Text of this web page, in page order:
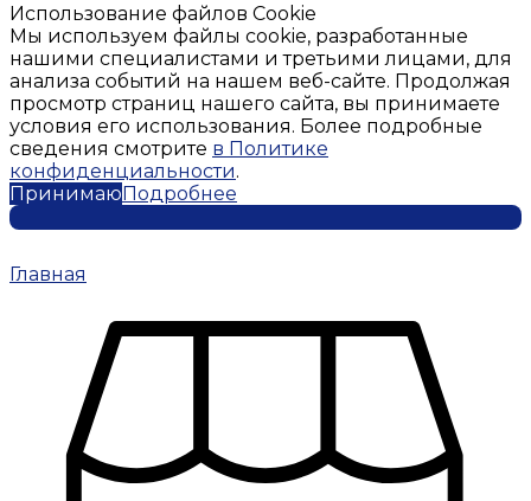
Использование файлов Cookie
Мы используем файлы cookie, разработанные
нашими специалистами и третьими лицами, для
анализа событий на нашем веб-сайте. Продолжая
просмотр страниц нашего сайта, вы принимаете
условия его использования. Более подробные
сведения смотрите в Политике
конфиденциальности.
ПринимаюПодробнее
Главная